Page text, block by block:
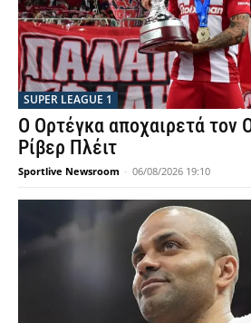
SUPER LEAGUE 1
Ο Ορτέγκα αποχαιρετά τον
Ρίβερ Πλέιτ
Sportlive Newsroom - 06/08/2026 19:10